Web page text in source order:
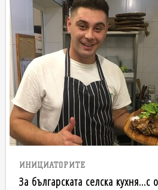
ИНИЦИАТОРИТЕ
За българската селска